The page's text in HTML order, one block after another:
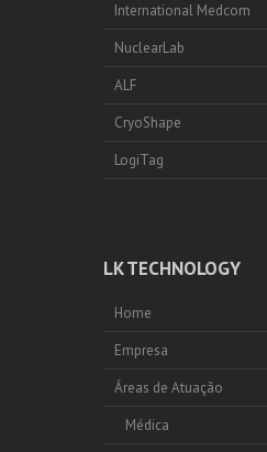
International Medcom
NuclearLab
ALF
CryoShape
LogiTag
LK TECHNOLOGY
Home
Empresa
Áreas de Atuação
Médica